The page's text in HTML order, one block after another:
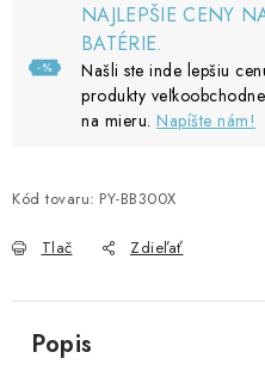
NAJLEPŠIE CENY
BATÉRIE.
Našli ste inde lepšiu
produkty
na mieru. Napíšte nám!
Kód tovaru: PY-BB300X
Tlač Zdieľať
Popis